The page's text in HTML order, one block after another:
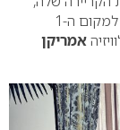
שיחקה בסרטים מצליחים, הוציאה שירים שהגיעו למקום ה-1
אמריקן